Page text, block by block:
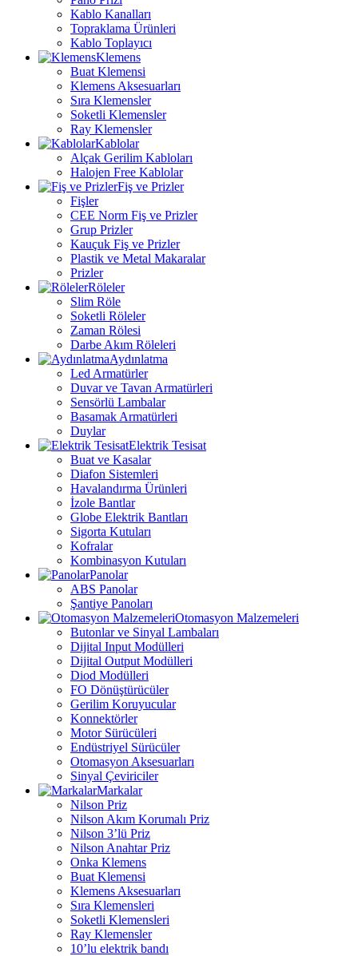
Kablo Kanalları
Topraklama Ürünleri
Kablo Toplayıcı
Klemens
Buat Klemensi
Klemens Aksesuarları
Sıra Klemensler
Soketli Klemensler
Ray Klemensler
Kablolar
Alçak Gerilim Kabloları
Halojen Free Kablolar
Fiş ve Prizler
Fişler
CEE Norm Fiş ve Prizler
Grup Prizler
Kauçuk Fiş ve Prizler
Plastik ve Metal Makaralar
Prizler
Röleler
Slim Röle
Soketli Röleler
Zaman Rölesi
Darbe Akım Röleleri
Aydınlatma
Led Armatürler
Duvar ve Tavan Armatürleri
Sensörlü Lambalar
Basamak Armatürleri
Duylar
Elektrik Tesisat
Buat ve Kasalar
Diafon Sistemleri
Havalandırma Ürünleri
İzole Bantlar
Globe Elektrik Bantları
Sigorta Kutuları
Kofralar
Kombinasyon Kutuları
Panolar
ABS Panolar
Şantiye Panoları
Otomasyon Malzemeleri
Butonlar ve Sinyal Lambaları
Dijital Input Modülleri
Dijital Output Modülleri
Diod Modülleri
FO Dönüştürücüler
Gerilim Koruyucular
Konnektörler
Motor Sürücüleri
Endüstriyel Sürücüler
Otomasyon Aksesuarları
Sinyal Çeviriciler
Markalar
Nilson Priz
Nilson Akım Korumalı Priz
Nilson 3’lü Priz
Nilson Anahtar Priz
Onka Klemens
Buat Klemensi
Klemens Aksesuarları
Sıra Klemensleri
Soketli Klemensleri
Ray Klemensler
10’lu elektrik bandı